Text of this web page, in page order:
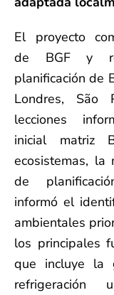
El proyecto
de BGFy
planificación de
Londres, São
lecciones
inicialmatriz
ecosistemas,
de
informó el
ambientales
los principales
que incluye la